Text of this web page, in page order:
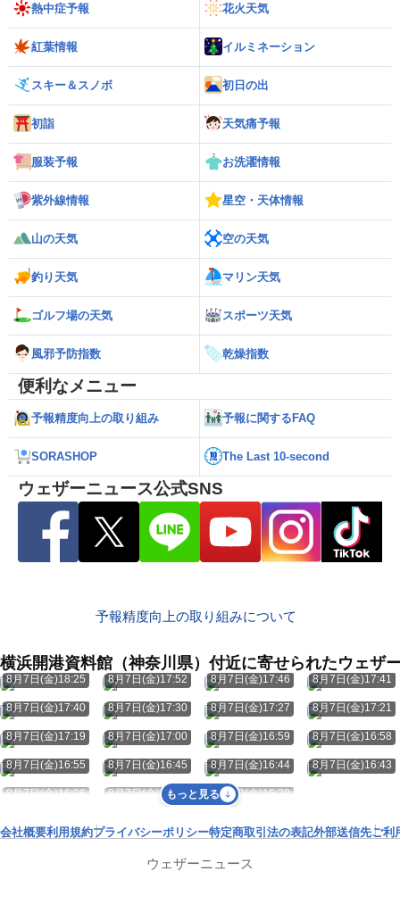
熱中症予報 花火天気
紅葉情報 イルミネーション
スキー＆スノボ 初日の出
初詣 天気痛予報
服装予報 お洗濯情報
紫外線情報 星空・天体情報
山の天気 空の天気
釣り天気 マリン天気
ゴルフ場の天気 スポーツ天気
風邪予防指数 乾燥指数
便利なメニュー
予報精度向上の取り組み 予報に関するFAQ
SORASHOP The Last 10-second
ウェザーニュース公式SNS
予報精度向上の取り組みについて
横浜開港資料館（神奈川県）付近に寄せられたウェザ
8月7日(金)18:25 8月7日(金)17:52 8月7日(金)17:46 8月7日(金)17:41
8月7日(金)17:40 8月7日(金)17:30 8月7日(金)17:27 8月7日(金)17:21
8月7日(金)17:19 8月7日(金)17:00 8月7日(金)16:59 8月7日(金)16:58
8月7日(金)16:55 8月7日(金)16:45 8月7日(金)16:44 8月7日(金)16:43
8月7日(金)16:36 8月7日(金)16:33 8月7日(金)16:29
もっと見る
会社概要利用規約プライバシーポリシー特定商取引法の表記外部送信先ご利
ウェザーニュース